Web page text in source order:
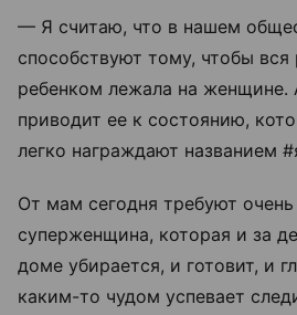
— Я считаю, что в нашем
способствуют тому, чтобы вся
ребенком лежала на женщине.
приводит ее к состоянию,
легко награждают названием
От мам сегодня требуют
суперженщина, которая и за
доме убирается, и готовит, и
каким-то чудом успевает